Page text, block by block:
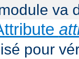
va
pour